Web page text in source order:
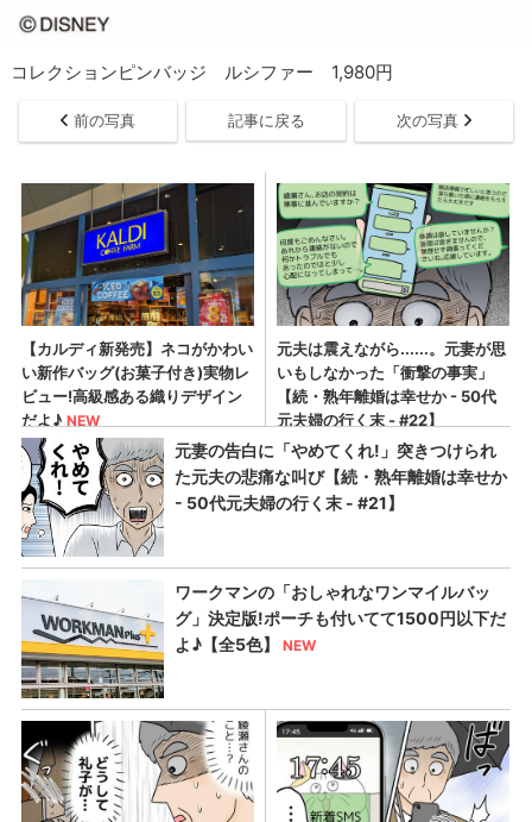
コレクションピンバッジ ルシファー 1,980円
前の写真 記事に戻る 次の写真